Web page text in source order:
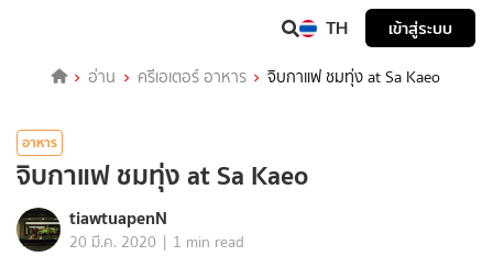
TH เข้าสู่ระบบ
อ่าน ครีเอเตอร์ อาหาร จิบกาแฟ ชมทุ่ง at Sa Kaeo
อาหาร
จิบกาแฟ ชมทุ่ง at Sa Kaeo
tiawtuapenN
20 มี.ค. 2020 | 1 min read